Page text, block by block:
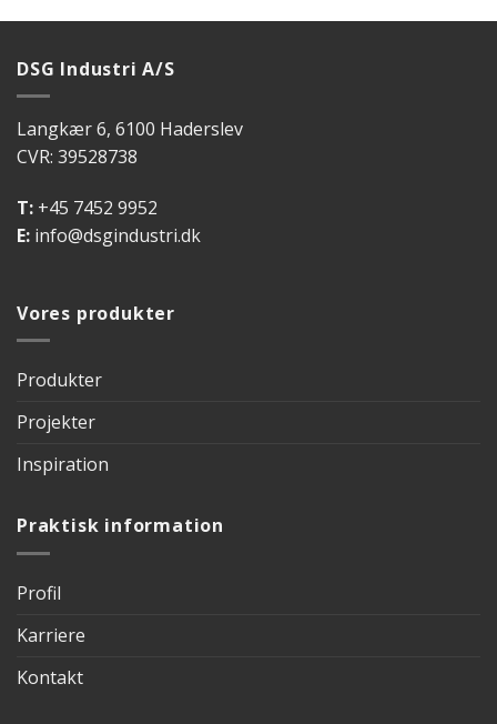
DSG Industri A/S
Langkær 6, 6100 Haderslev
CVR: 39528738
T: +45 7452 9952
E: info@dsgindustri.dk
Vores produkter
Produkter
Projekter
Inspiration
Praktisk information
Profil
Karriere
Kontakt